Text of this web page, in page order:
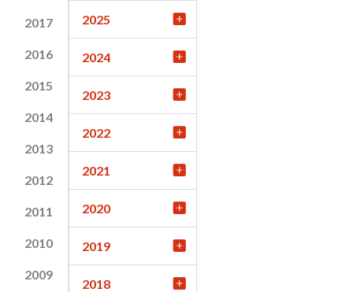
2017
2016
2015
2014
2013
2012
2011
2010
2009
2025
2024
2023
2022
2021
2020
2019
2018